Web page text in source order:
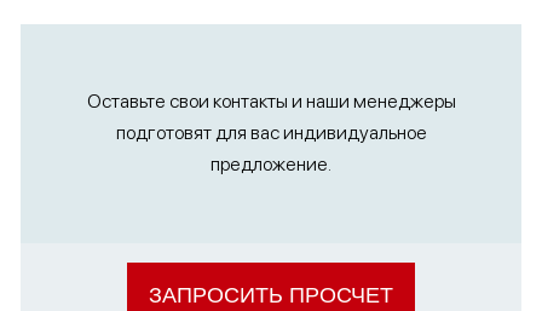
ЗАПРОСИТЬ ПРОСЧЕТ
Оставьте свои контакты и наши менеджеры
подготовят для вас индивидуальное
предложение.